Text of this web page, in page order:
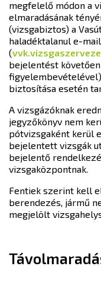
megfelelő módon a
elmaradásának
(vizsgabiztos) a
haladéktalanul e-
(
bejelentést
biztosítása esetén
A vizsgázóknak
jegyzőkönyv nem
pótvizsgaként kerül
bejelentett vizsgák
bejelentő
vizsgaközpontnak.
Fentiek szerint kell
berendezés, jármű
megjelölt